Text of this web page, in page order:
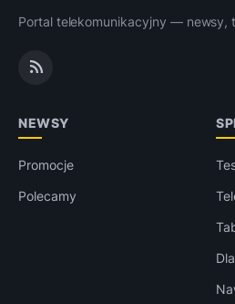
Portal telekomunikacyjny — newsy,
NEWSY
Promocje
Polecamy